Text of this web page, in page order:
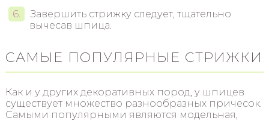
Завершить стрижку следует, тщательно
вычесав шпица.
САМЫЕ ПОПУЛЯРНЫЕ СТРИЖКИ
Как и у других декоративных пород, у шпицев
существует множество разнообразных причесок.
Самыми популярными являются модельная,